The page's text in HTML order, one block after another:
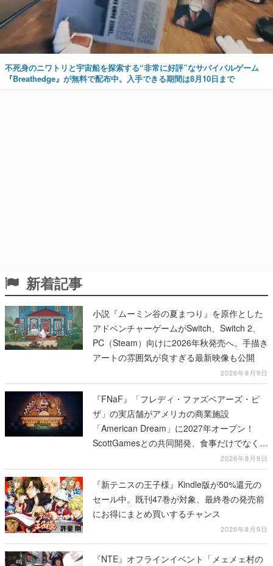
不死身のニワトリと宇宙船を探索する“非常に好評”なサバイバルゲーム
『Breathedge』が無料で配布中。入手できる期間は8月10日まで
新着記事
小説『ムーミン谷の夏まつり』を原作とした
アドベンチャーゲームがSwitch、Switch 2、
PC（Steam）向けに2026年秋発売へ。手描き
アートの雰囲気が良すぎる最新映像も公開
2026年8月9日
『FNaF』「フレディ・ファズベアーズ・ピ
ザ」の実店舗がアメリカの商業施設
「American Dream」に2027年オープン！
ScottGamesとの共同開発、食事だけでなくス
テージショーや没入型のホラー体験も楽しめ
る
2026年8月9日
『新テニスの王子様』Kindle版が50%還元の
セール中。既刊47巻が対象、最終巻の発売前
にお得にまとめ買いするチャンス
2026年8月9日
『NTE』オフラインイベント「メェメェ村の